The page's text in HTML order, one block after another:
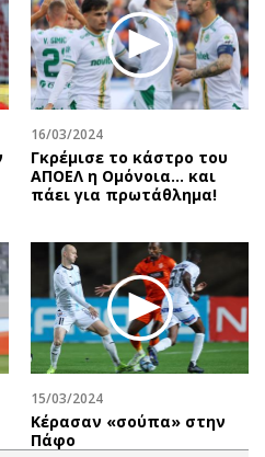
16/03/2024
Γκρέμισε το κάστρο του
ΑΠΟΕΛ η Ομόνοια… και
πάει για πρωτάθλημα!
15/03/2024
Κέρασαν «σούπα» στην
Πάφο